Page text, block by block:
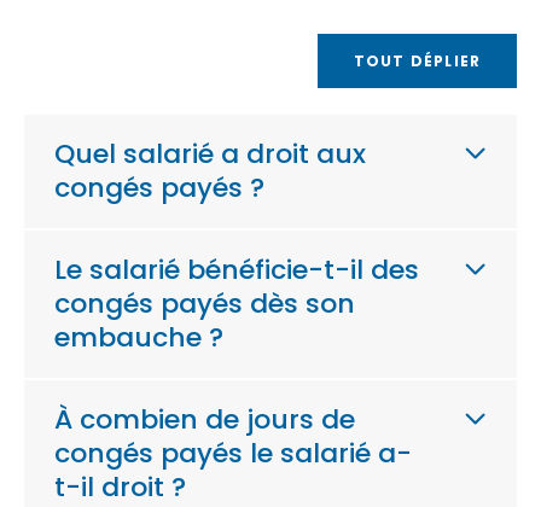
TOUT DÉPLIER
Quel salarié a droit aux
congés payés ?
Le salarié bénéficie-t-il des
congés payés dès son
embauche ?
À combien de jours de
congés payés le salarié a-
t-il droit ?